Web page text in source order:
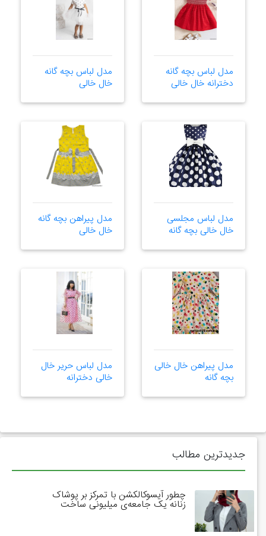
مدل لباس بچه گانه
دخترانه خال خالی
مدل لباس بچه گانه
خال خالی
مدل لباس مجلسی
خال خالی بچه گانه
مدل پیراهن بچه گانه
خال خالی
مدل پیراهن خال خالی
بچه گانه
مدل لباس حریر خال
خالی دخترانه
جدیدترین مطالب
چطور آیسوکالکشن با تمرکز بر پوشاک
زنانه یک جامعه‌ی میلیونی ساخت